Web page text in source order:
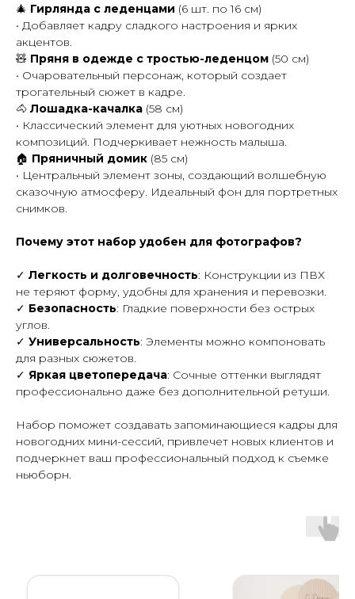
🎄 Гирлянда с леденцами (6 шт. по 16 см)
• Добавляет кадру сладкого настроения и ярких
акцентов.
🧸 Пряня в одежде с тростью-леденцом (50 см)
• Очаровательный персонаж, который создает
трогательный сюжет в кадре.
🐴 Лошадка-качалка (58 см)
• Классический элемент для уютных новогодних
композиций. Подчеркивает нежность малыша.
🏠 Пряничный домик (85 см)
• Центральный элемент зоны, создающий волшебную
сказочную атмосферу. Идеальный фон для портретных
снимков.
Почему этот набор удобен для фотографов?
✓ Легкость и долговечность: Конструкции из ПВХ
не теряют форму, удобны для хранения и перевозки.
✓ Безопасность: Гладкие поверхности без острых
углов.
✓ Универсальность: Элементы можно компоновать
для разных сюжетов.
✓ Яркая цветопередача: Сочные оттенки выглядят
профессионально даже без дополнительной ретуши.
Набор поможет создавать запоминающиеся кадры для
новогодних мини-сессий, привлечет новых клиентов и
подчеркнет ваш профессиональный подход к съемке
ньюборн.